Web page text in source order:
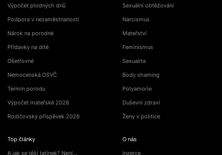
Výpočet plodných dnů
Podpora v nezaměstnanosti
Nárok na porodné
Přídavky na dítě
Ošetřovné
Nemocenská OSVČ
Termín porodu
Výpočet mateřské 2026
Rodičovský příspěvek 2026
Top články
A jak se těší tatínek? Není…
Sexuální obtěžování
Narcismus
Mateřství
Feminismus
Sexualita
Body shaming
Polyamorie
Duševní zdraví
Ženy v politice
O nás
Inzerce